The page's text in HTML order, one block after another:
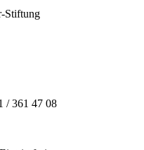
Stiftung
/ 361 47 08